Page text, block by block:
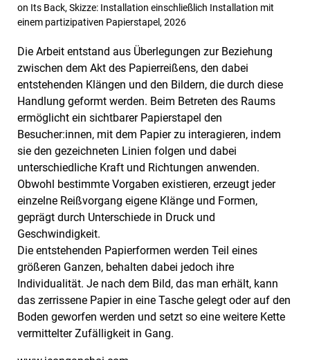
on Its Back, Skizze: Installation einschließlich Installation mit
einem partizipativen Papierstapel, 2026
Die Arbeit entstand aus Überlegungen zur Beziehung
zwischen dem Akt des Papierreißens, den dabei
entstehenden Klängen und den Bildern, die durch diese
Handlung geformt werden. Beim Betreten des Raums
ermöglicht ein sichtbarer Papierstapel den
Besucher:innen, mit dem Papier zu interagieren, indem
sie den gezeichneten Linien folgen und dabei
unterschiedliche Kraft und Richtungen anwenden.
Obwohl bestimmte Vorgaben existieren, erzeugt jeder
einzelne Reißvorgang eigene Klänge und Formen,
geprägt durch Unterschiede in Druck und
Geschwindigkeit.
Die entstehenden Papierformen werden Teil eines
größeren Ganzen, behalten dabei jedoch ihre
Individualität. Je nach dem Bild, das man erhält, kann
das zerrissene Papier in eine Tasche gelegt oder auf den
Boden geworfen werden und setzt so eine weitere Kette
vermittelter Zufälligkeit in Gang.